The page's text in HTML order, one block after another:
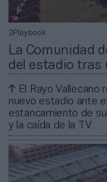
2Playbook
La Comunidad
del estadio tras
El Rayo Vallecano
nuevo estadio ante el
estancamiento de
y la caída de la TV